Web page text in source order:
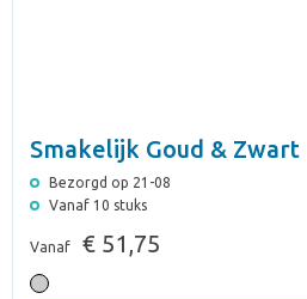
Smakelijk Goud & Zwart
Bezorgd op 21-08
Vanaf 10 stuks
Vanaf € 51,75